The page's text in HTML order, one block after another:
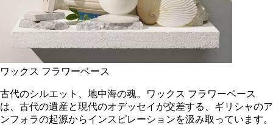
ワックス フラワーベース
古代のシルエット、地中海の魂。ワックス フラワーベース
は、古代の遺産と現代のオデッセイが交差する、ギリシャのア
ンフォラの起源からインスピレーションを汲み取っています。